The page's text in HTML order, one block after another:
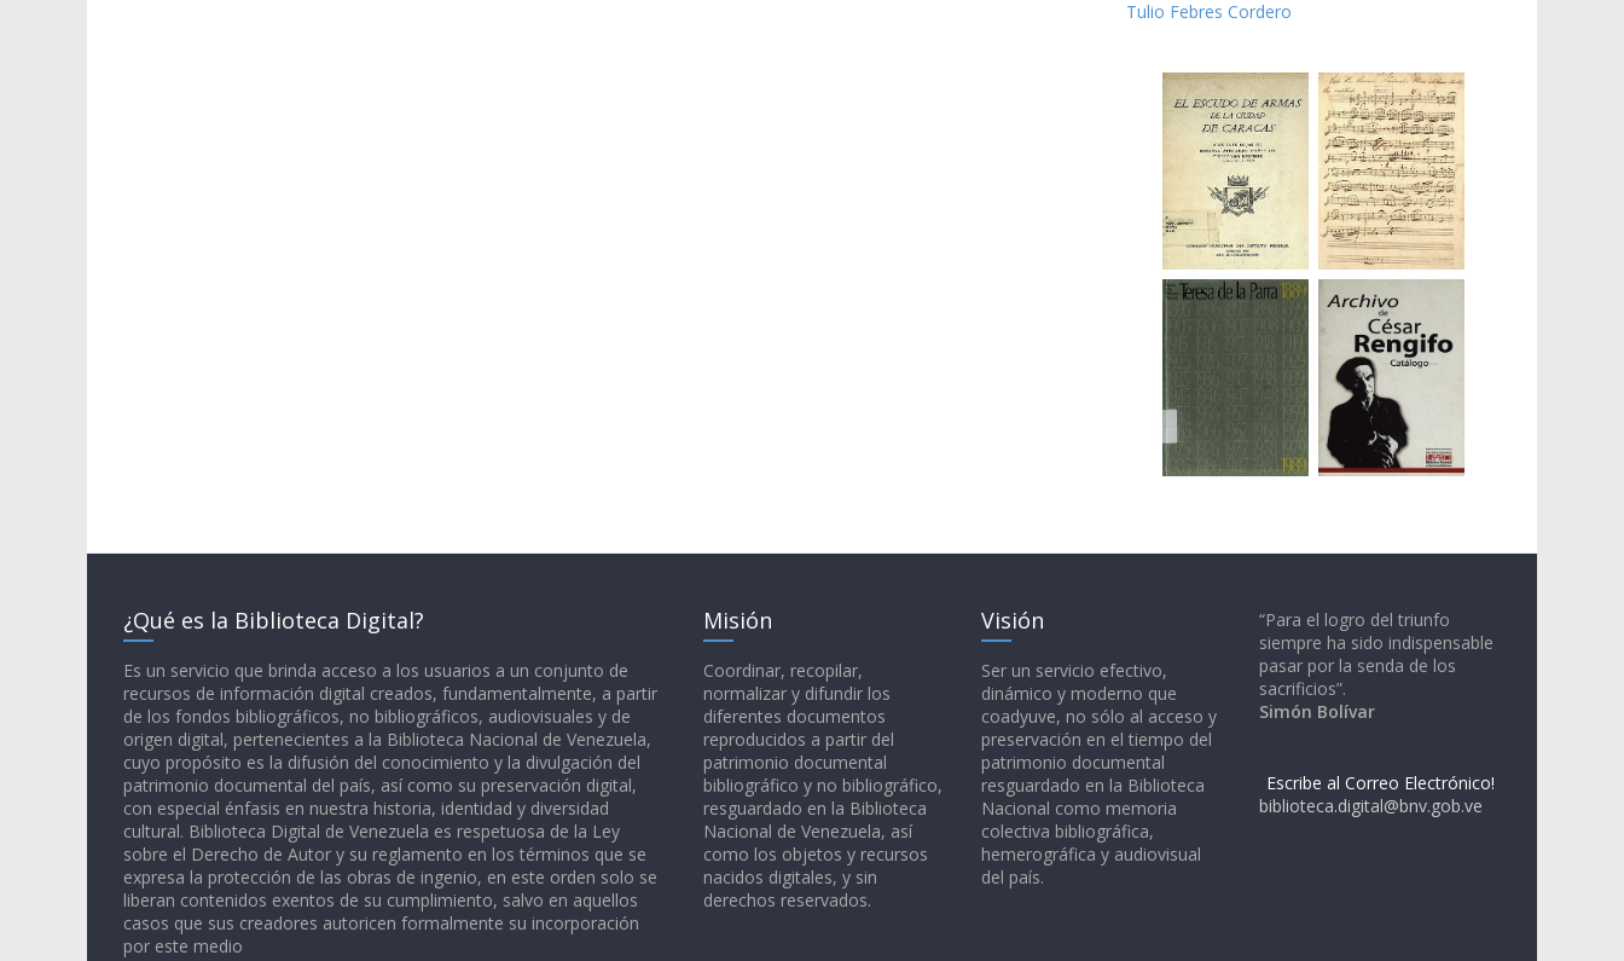
Tulio Febres Cordero
¿Qué es la Biblioteca Digital?
Es un servicio que brinda acceso a los usuarios a un conjunto de
recursos de información digital creados, fundamentalmente, a partir
de los fondos bibliográficos, no bibliográficos, audiovisuales y de
origen digital, pertenecientes a la Biblioteca Nacional de Venezuela,
cuyo propósito es la difusión del conocimiento y la divulgación del
patrimonio documental del país, así como su preservación digital,
con especial énfasis en nuestra historia, identidad y diversidad
cultural. Biblioteca Digital de Venezuela es respetuosa de la Ley
sobre el Derecho de Autor y su reglamento en los términos que se
expresa la protección de las obras de ingenio, en este orden solo se
liberan contenidos exentos de su cumplimiento, salvo en aquellos
casos que sus creadores autoricen formalmente su incorporación
por este medio
Misión
Coordinar, recopilar,
normalizar y difundir los
diferentes documentos
reproducidos a partir del
patrimonio documental
bibliográfico y no bibliográfico,
resguardado en la Biblioteca
Nacional de Venezuela, así
como los objetos y recursos
nacidos digitales, y sin
derechos reservados.
Visión
Ser un servicio efectivo,
dinámico y moderno que
coadyuve, no sólo al acceso y
preservación en el tiempo del
patrimonio documental
resguardado en la Biblioteca
Nacional como memoria
colectiva bibliográfica,
hemerográfica y audiovisual
del país.
“Para el logro del triunfo
siempre ha sido indispensable
pasar por la senda de los
sacrificios”.
Simón Bolívar
Escribe al Correo Electrónico!
biblioteca.digital@bnv.gob.ve